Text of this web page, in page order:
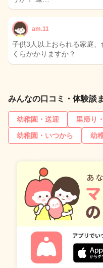
am.11
子供3人以上おられる家庭
くらかかりますか？
みんなの口コミ・体験談
幼稚園・送迎 里帰り
幼稚園・いつから
幼